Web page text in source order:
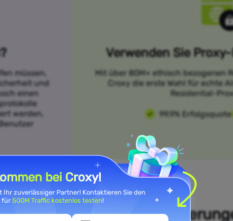
müssen,
und
einen
werden,
Verwenden Sie
Mit über 80M+ ethisch bezogenen
Croxy die erste Wahl für echte
Residential-
99,9% Erfolgsquote
bei Croxy!
Ihr zuverlässiger Partner! Kontaktieren Sie den
für 500M Traffic kostenlos testen!